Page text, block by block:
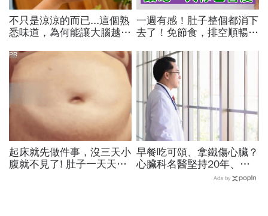
不只是涼涼的而已...這個熟
悉味道，為何能讓大腦越聞
鐘，還能抗老防蛀牙
一週有感！肚子整個都消下
去了！免節食，排空順暢就
起床就先做件事，沒三天小
腹就不見了! 肚子一天天變
PR
早餐吃可頌、拿鐵傷心臟？
心臟科名醫堅持20年、早
上9點前不做「5件事」：
Ads by